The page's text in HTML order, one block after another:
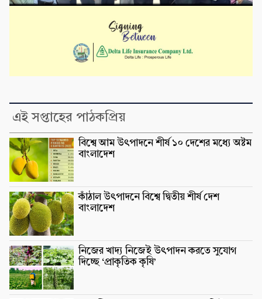
এই সপ্তাহের পাঠকপ্রিয়
বিশ্বে আম উৎপাদনে শীর্ষ ১০ দেশের মধ্যে অষ্টম
বাংলাদেশ
কাঁঠাল উৎপাদনে বিশ্বে দ্বিতীয় শীর্ষ দেশ
বাংলাদেশ
নিজের খাদ্য নিজেই উৎপাদন করতে সুযোগ
দিচ্ছে ‘প্রাকৃতিক কৃষি’